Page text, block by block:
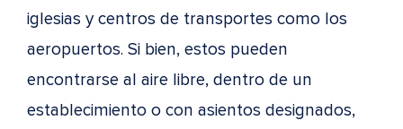
iglesias y centros de transportes como los
aeropuertos. Si bien, estos pueden
encontrarse al aire libre, dentro de un
establecimiento o con asientos designados,